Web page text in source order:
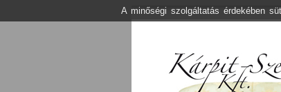
A minőségi szolgáltatás érdekében